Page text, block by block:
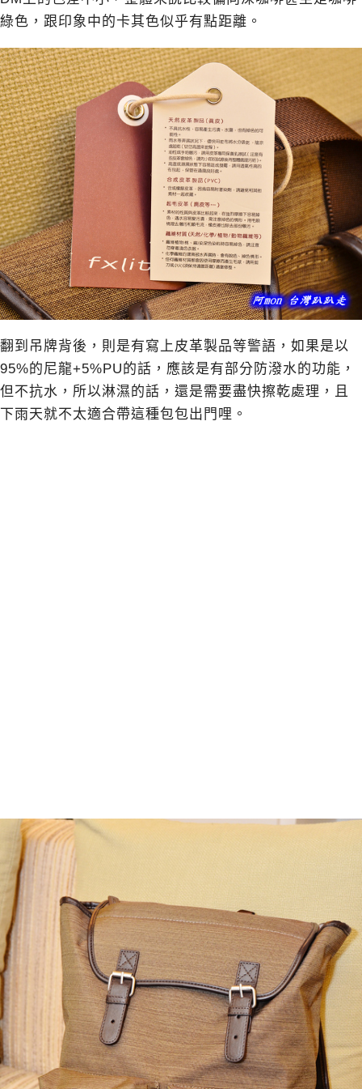
綠色，跟印象中的卡其色似乎有點距離。
翻到吊牌背後，則是有寫上皮革製品等警語，如果是以
95%的尼龍+5%PU的話，應該是有部分防潑水的功能，
但不抗水，所以淋濕的話，還是需要盡快擦乾處理，且
下雨天就不太適合帶這種包包出門哩。